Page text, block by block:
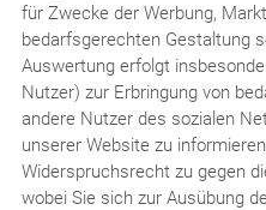
für Zwecke der Werbung,
bedarfsgerechten Gestaltung
Auswertung erfolgt
Nutzer) zur Erbringung von
andere Nutzer des sozialen
unserer Website zu
Widerspruchsrecht zu gegen
wobei Sie sich zur Ausübung